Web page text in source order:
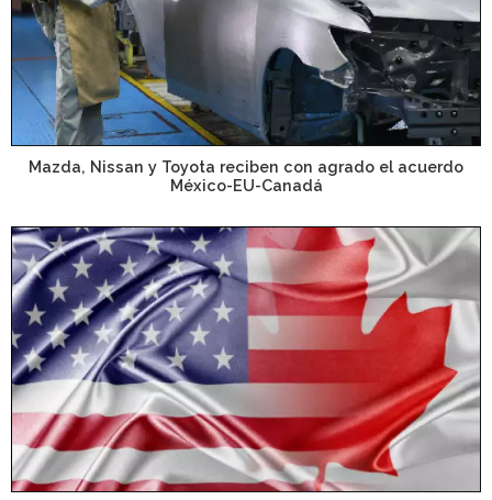
Mazda, Nissan y Toyota reciben con agrado el acuerdo
México-EU-Canadá